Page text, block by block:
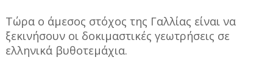
Τώρα ο άμεσος στόχος της Γαλλίας είναι να
ξεκινήσουν οι δοκιμαστικές γεωτρήσεις σε
ελληνικά βυθοτεμάχια.